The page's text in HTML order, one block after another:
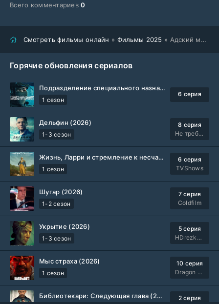
Всего комментариев0
Смотреть фильмы онлайн » Фильмы 2025 » Адский мотель (2025)
Горячие обновления сериалов
Подразделение специального назначения (2026)
1 сезон
6 серия
Дельфин (2026)
1-3 сезон
8 серия
Не требуется
Жизнь, Ларри и стремление к несчастью: Почти история Америки (2026)
1 сезон
6 серия
TVShows
Шугар (2026)
1-2 сезон
7 серия
Coldfilm
Укрытие (2026)
1-3 сезон
5 серия
HDrezka Studio
Мыс страха (2026)
1 сезон
10 серия
Dragon Money Studio
Библиотекари: Следующая глава (2026)
2 серия